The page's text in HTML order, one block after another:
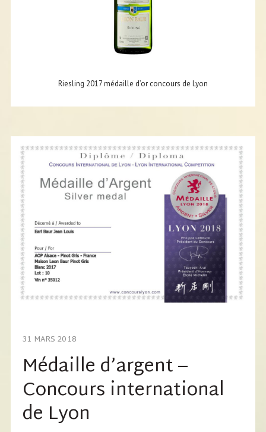
Riesling 2017 médaille d’or concours de Lyon
31 MARS 2018
Médaille d’argent –
Concours international
de Lyon